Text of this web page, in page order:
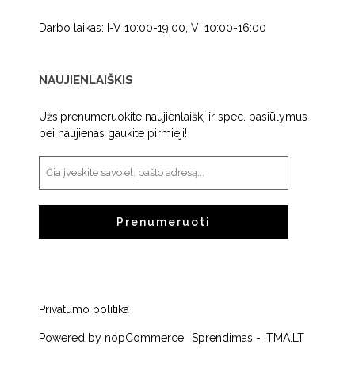
Darbo laikas: I-V 10:00-19:00, VI 10:00-16:00
NAUJIENLAIŠKIS
Užsiprenumeruokite naujienlaiškį ir spec. pasiūlymus
bei naujienas gaukite pirmieji!
Prenumeruoti
Powered by nopCommerce Sprendimas - ITMA.LT
Privatumo politika